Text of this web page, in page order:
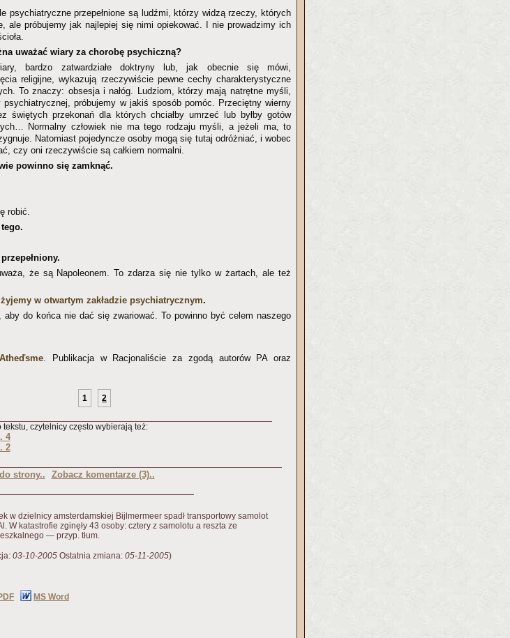
psychiatryczne przepełnione są ludźmi, którzy widzą rzeczy, których
ale próbujemy jak najlepiej się nimi opiekować. I nie prowadzimy ich
uważać wiary za chorobę psychiczną?
bardzo zatwardziałe doktryny lub, jak obecnie się mówi,
religijne, wykazują rzeczywiście pewne cechy charakterystyczne
To znaczy: obsesja i nałóg. Ludziom, którzy mają natrętne myśli,
psychiatrycznej, próbujemy w jakiś sposób pomóc. Przeciętny wierny
świętych przekonań dla których chciałby umrzeć lub byłby gotów
Normalny człowiek nie ma tego rodzaju myśli, a jeżeli ma, to
Natomiast pojedyncze osoby mogą się tutaj odróżniać, i wobec
czy oni rzeczywiście są całkiem normalni.
powinno się zamknąć.
robić.
że są Napoleonem. To zdarza się nie tylko w żartach, ale też
żyjemy w otwartym zakładzie psychiatrycznym.
do końca nie dać się zwariować. To powinno być celem naszego
. Publikacja w Racjonaliście za zgodą autorów PA oraz
1 2
tekstu, czytelnicy często wybierają też:
4
2
strony.. Zobacz komentarze (3)..
w dzielnicy amsterdamskiej Bijlmermeer spadł transportowy samolot
W katastrofie zginęły 43 osoby: cztery z samolotu a reszta ze
— przyp. tłum.
03-10-2005 Ostatnia zmiana: 05-11-2005)
MS Word